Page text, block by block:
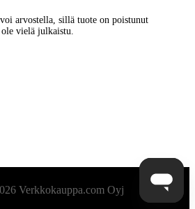
arvostella, sillä tuote on poistunut
vielä julkaistu.
Verkkokauppa.com Oyj